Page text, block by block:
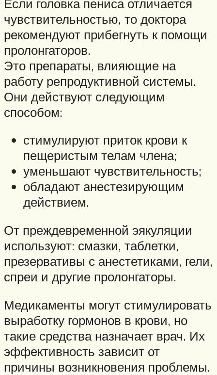
Если головка пениса отличается
чувствительностью, то доктора
рекомендуют прибегнуть к помощи
пролонгаторов.
Это препараты, влияющие на
работу репродуктивной системы.
Они действуют следующим
способом:
стимулируют приток крови к
пещеристым телам члена;
уменьшают чувствительность;
обладают анестезирующим
действием.
От преждевременной эякуляции
используют: смазки, таблетки,
презервативы с анестетиками, гели,
спреи и другие пролонгаторы.
Медикаменты могут стимулировать
выработку гормонов в крови, но
такие средства назначает врач. Их
эффективность зависит от
причины возникновения проблемы.